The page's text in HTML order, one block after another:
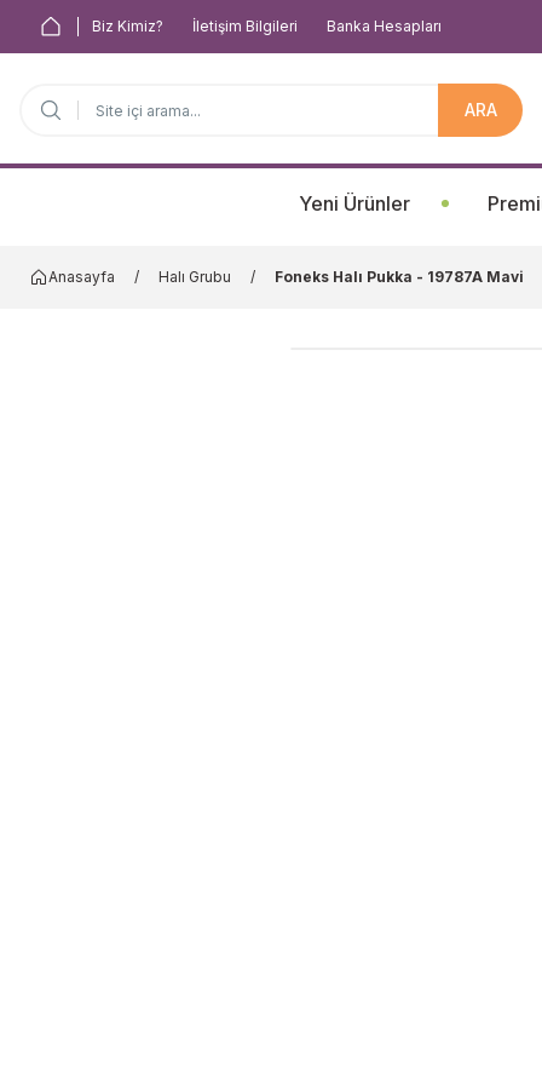
Biz Kimiz? İletişim Bilgileri Banka Hesapları
ARA
Yeni Ürünler
Anasayfa Halı Grubu Foneks Halı Pukka - 19787A Mavi